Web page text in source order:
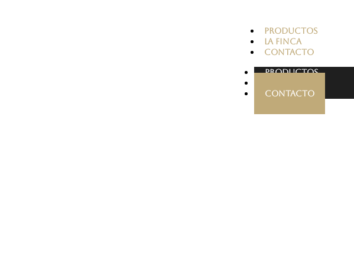
PRODUCTOS
LA FINCA
CONTACTO
PRODUCTOS
CONTACTO